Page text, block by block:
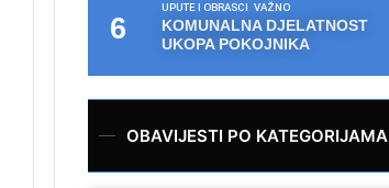
UPUTE I OBRASCI VAŽNO
KOMUNALNA DJELATNOST
UKOPA POKOJNIKA
OBAVIJESTI PO KATEGORIJAMA